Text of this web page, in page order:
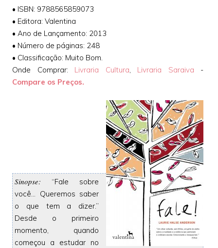
• ISBN: 9788565859073
• Editora: Valentina
• Ano de Lançamento: 2013
• Número de páginas: 248
• Classificação: Muito Bom.
Onde Comprar: Livraria Cultura, Livraria Saraiva -
Compare os Preços.
Sinopse: “Fale sobre
você... Queremos saber
o que tem a dizer.”
Desde o primeiro
momento, quando
começou a estudar no